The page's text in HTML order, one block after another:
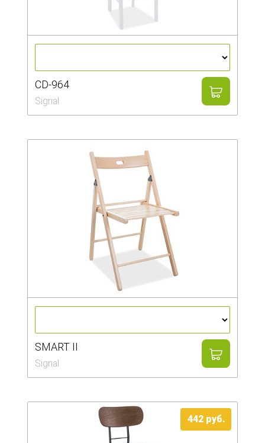
CD-964
Signal
SMART II
Signal
442 руб.